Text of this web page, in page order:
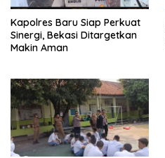
Kapolres Baru Siap Perkuat
Sinergi, Bekasi Ditargetkan
Makin Aman